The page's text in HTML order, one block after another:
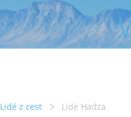
Lidé z cest Lidé Hadza